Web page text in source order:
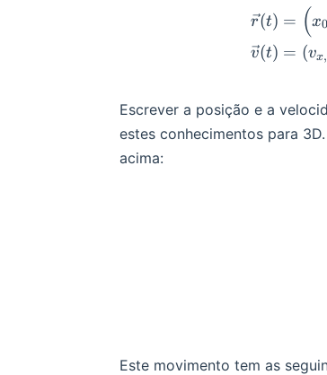
r(t)
v(t)
= (x0
= (vx,
Escrever a posição e a
estes conhecimentos para
acima:
Este movimento tem as